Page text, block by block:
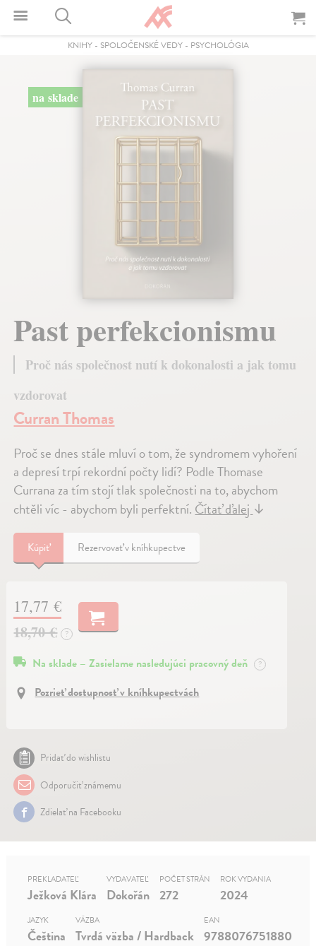
KNIHY- SPOLOČENSKÉ VEDY- PSYCHOLÓGIA
na sklade
Past perfekcionismu
Proč nás společnost nutí k dokonalosti a jak tomu
vzdorovat
Curran Thomas
Proč se dnes stále mluví o tom, že syndromem vyhoření
a depresí trpí rekordní počty lidí? Podle Thomase
Currana za tím stojí tlak společnosti na to, abychom
chtěli víc - abychom byli perfektní.Čítať ďalej↓
Kúpiť Rezervovať v kníhkupectve
17,77 €
18,70 €
?
Na sklade – Zasielame nasledujúci pracovný deň ?
Pozrieť dostupnosť v kníhkupectvách
Pridať do wishlistu
Odporučiť známemu
Zdielať na Facebooku
PREKLADATEĽ
Ježková Klára
VYDAVATEĽ
Dokořán
POČET STRÁN
272
ROK VYDANIA
2024
JAZYK
Čeština
VÄZBA
Tvrdá väzba / Hardback
EAN
9788076751880